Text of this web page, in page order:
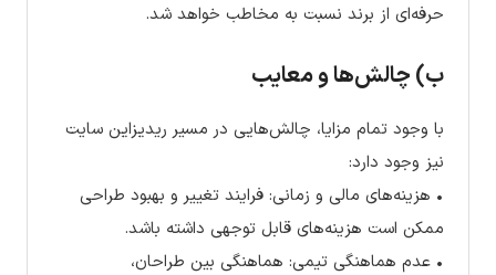
حرفه‌ای از برند نسبت به مخاطب خواهد شد.
ب) چالش‌ها و معایب
با وجود تمام مزایا، چالش‌هایی در مسیر ریدیزاین سایت
نیز وجود دارد:
• هزینه‌های مالی و زمانی: فرایند تغییر و بهبود طراحی
ممکن است هزینه‌های قابل توجهی داشته باشد.
• عدم هماهنگی تیمی: هماهنگی بین طراحان،